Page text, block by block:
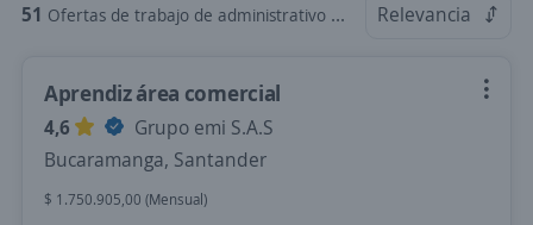
51 Ofertas de trabajo de administrativo de bodega en Santander Relevancia
Aprendiz área comercial
4,6
Grupo emi S.A.S
Bucaramanga, Santander
$ 1.750.905,00 (Mensual)